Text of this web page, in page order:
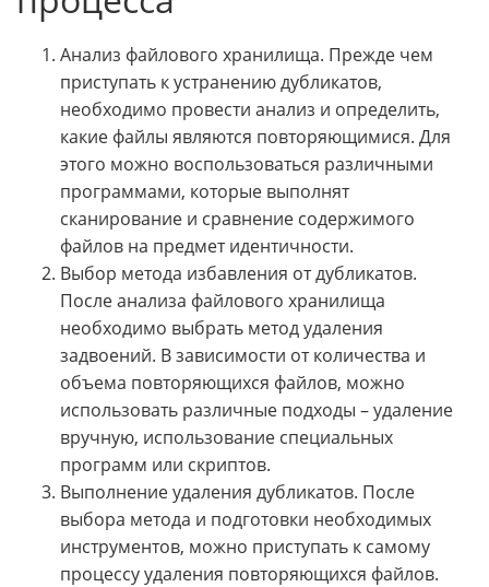
Анализ файлового хранилища. Прежде чем
приступать к устранению дубликатов,
необходимо провести анализ и определить,
какие файлы являются повторяющимися. Для
этого можно воспользоваться различными
программами, которые выполнят
сканирование и сравнение содержимого
файлов на предмет идентичности.
Выбор метода избавления от дубликатов.
После анализа файлового хранилища
необходимо выбрать метод удаления
задвоений. В зависимости от количества и
объема повторяющихся файлов, можно
использовать различные подходы – удаление
вручную, использование специальных
программ или скриптов.
Выполнение удаления дубликатов. После
выбора метода и подготовки необходимых
инструментов, можно приступать к самому
процессу удаления повторяющихся файлов.